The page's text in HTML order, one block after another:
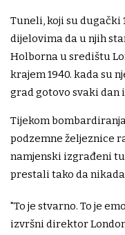
Tuneli, koji su dugački
dijelovima da u njih
Holborna u središtu
krajem 1940. kada su
grad gotovo svaki dan
Tijekom
podzemne željeznice
namjenski izgrađeni
prestali tako da
"To je stvarno. To je
izvršni direktor